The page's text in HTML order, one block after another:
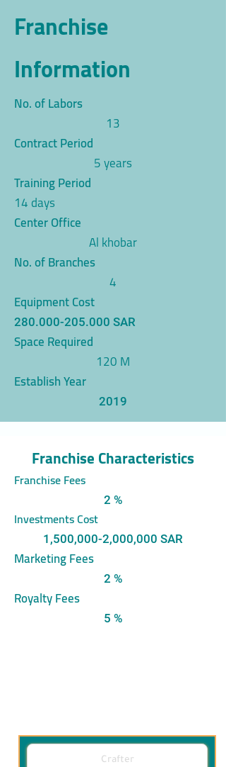
Franchise
Information
No. of Labors
13
Contract Period
5 years
Training Period
14 days
Center Office
Al khobar
No. of Branches
4
Equipment Cost
280.000-205.000 SAR
Space Required
120 M
Establish Year
2019
Franchise Characteristics
Franchise Fees
2 %
Investments Cost
1,500,000-2,000,000 SAR
Marketing Fees
2 %
Royalty Fees
5 %